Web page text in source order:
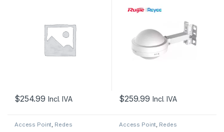
OMNIDIRECCIONA
WIFI 6 GIGABIT POE
$254.99 Incl. IVA
RAP6262(G) MESH
DUAL BAND
OMNIDIRECCIONA
WIFI 6 GIGABIT POE
OUTDOOR
$259.99 Incl. IVA
Access Point, Redes Access Point, Redes